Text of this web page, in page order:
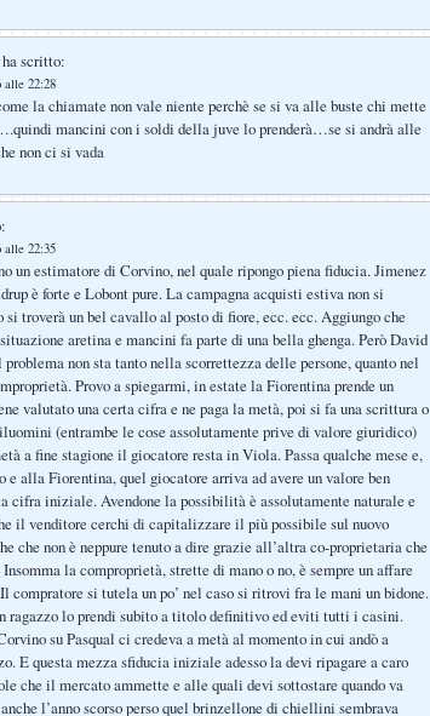
ha scritto:
alle 22:28
la chiamate non vale niente perchè se si va alle buste chi mette
mancini con i soldi della juve lo prenderà…se si andrà alle
non ci si vada
alle 22:35
un estimatore di Corvino, nel quale ripongo piena fiducia. Jimenez
è forte e Lobont pure. La campagna acquisti estiva non si
si troverà un bel cavallo al posto di fiore, ecc. ecc. Aggiungo che
aretina e mancini fa parte di una bella ghenga. Però David
non sta tanto nella scorrettezza delle persone, quanto nel
Provo a spiegarmi, in estate la Fiorentina prende un
valutato una certa cifra e ne paga la metà, poi si fa una scrittura o
(entrambe le cose assolutamente prive di valore giuridico)
a fine stagione il giocatore resta in Viola. Passa qualche mese e,
e alla Fiorentina, quel giocatore arriva ad avere un valore ben
cifra iniziale. Avendone la possibilità è assolutamente naturale e
il venditore cerchi di capitalizzare il più possibile sul nuovo
che non è neppure tenuto a dire grazie all’altra co-proprietaria che
la comproprietà, strette di mano o no, è sempre un affare
compratore si tutela un po’ nel caso si ritrovi fra le mani un bidone.
ragazzo lo prendi subito a titolo definitivo ed eviti tutti i casini.
su Pasqual ci credeva a metà al momento in cui andò a
E questa mezza sfiducia iniziale adesso la devi ripagare a caro
che il mercato ammette e alle quali devi sottostare quando va
l’anno scorso perso quel brinzellone di chiellini sembrava